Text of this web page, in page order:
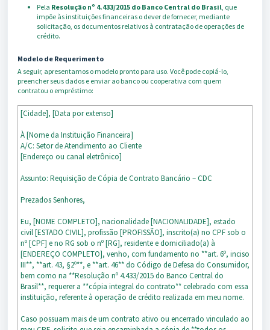
Pela Resolução nº 4.433/2015 do Banco Central do Brasil, que
impõe às instituições financeiras o dever de fornecer, mediante
solicitação, os documentos relativos à contratação de operações de
crédito.
Modelo de Requerimento
A seguir, apresentamos o modelo pronto para uso. Você pode copiá-lo,
preencher seus dados e enviar ao banco ou cooperativa com quem
contratou o empréstimo:
[Cidade], [Data por extenso]
À [Nome da Instituição Financeira]
A/C: Setor de Atendimento ao Cliente
[Endereço ou canal eletrônico]
Assunto: Requisição de Cópia de Contrato Bancário – CDC
Prezados Senhores,
Eu, [NOME COMPLETO], nacionalidade [NACIONALIDADE], estado
civil [ESTADO CIVIL], profissão [PROFISSÃO], inscrito(a) no CPF sob o
nº [CPF] e no RG sob o nº [RG], residente e domiciliado(a) à
[ENDEREÇO COMPLETO], venho, com fundamento no **art. 6º, inciso
III**, **art. 43, §2º**, e **art. 46** do Código de Defesa do Consumidor,
bem como na **Resolução nº 4.433/2015 do Banco Central do
Brasil**, requerer a **cópia integral do contrato** celebrado com essa
instituição, referente à operação de crédito realizada em meu nome.
Caso possuam mais de um contrato ativo ou encerrado vinculado ao